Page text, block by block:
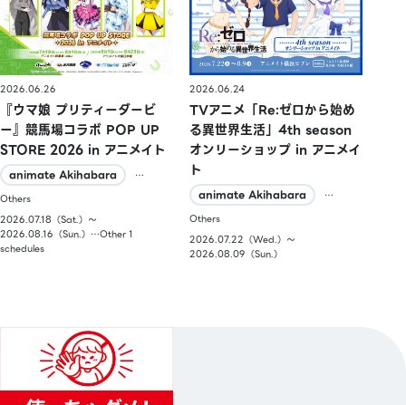
2026.06.26
『ウマ娘 プリティーダービ
ー』競馬場コラボ POP UP
STORE 2026 in アニメイト
animate Akihabara
…
Others
2026.07.18（Sat.）〜
2026.08.16（Sun.）…Other 1
schedules
2026.06.24
TVアニメ「Re:ゼロから始め
る異世界生活」4th season
オンリーショップ in アニメイ
ト
animate Akihabara
…
Others
2026.07.22（Wed.）〜
2026.08.09（Sun.）